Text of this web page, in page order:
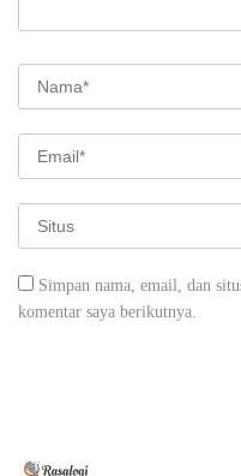
Simpan nama, email, dan
komentar saya berikutnya.